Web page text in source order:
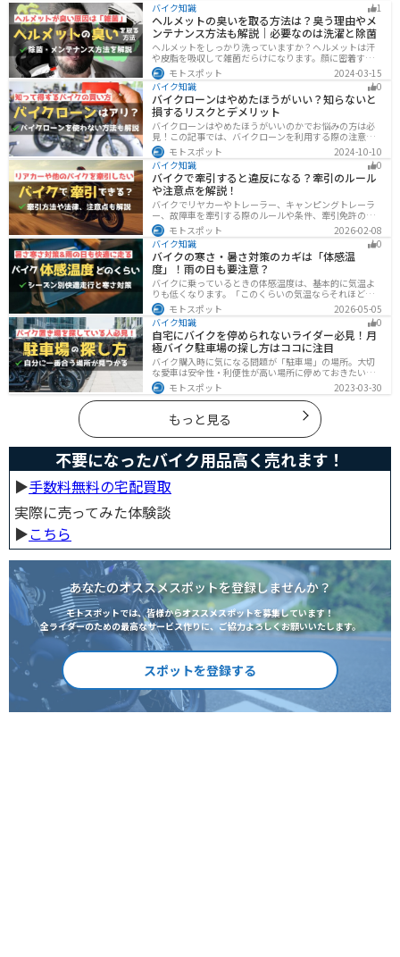
バイク知識 1
ヘルメットの臭いを取る方法は？臭う理由やメ
ンテナンス方法も解説｜必要なのは洗濯と除菌
ヘルメットをしっかり洗っていますか？ヘルメットは汗
や皮脂を吸収して雑菌だらけになります。顔に密着する
物なのでしっかりと除菌・消臭をする必要があります。
この記事では、ヘルメットをまるっと綺麗にする方法を
まとめました。まだメンテナンスをしたことがないとい
う人はぜひ参考にしてください。
モトスポット
2024-03-15
バイク知識
0
バイクローンはやめたほうがいい？知らないと
損するリスクとデメリット
バイクローンはやめたほうがいいのかでお悩みの方は必
見！この記事では、バイクローンを利用する際の注意点
や失敗しない選び方を解説しています。実は、バイクロ
ーンの選び方にはコツがあります。この記事を読めば、
自分に合った賢い選択をすることが可能です。
モトスポット
2024-10-10
バイク知識
0
バイクで牽引すると違反になる？牽引のルール
や注意点を解説！
バイクでリヤカーやトレーラー、キャンピングトレーラ
ー、故障車を牽引する際のルールや条件、牽引免許の有
無、速度制限、必要な装備をわかりやすく解説。メリッ
ト・デメリットや注意点も紹介し、安全にバイクの積載
力をアップする方法をまとめました。
モトスポット
2026-02-08
バイク知識
0
バイクの寒さ・暑さ対策のカギは「体感温
度」！雨の日も要注意？
バイクに乗っているときの体感温度は、基本的に気温よ
りも低くなります。「このくらいの気温ならそれほど寒
くないだろう」そう考えて通常の装備でバイクに乗った
ら大変な目に遭った・・・そんな経験のあるライダーも
多いのではないでしょうか。今回はバイク走行中の体感
温度についてご紹介します。体感温度を考慮した快適走
行のポイントもまとめました。季節や天候を問わずバイ
クに乗る！そんなライダーの方はぜひ参考にしてみてく
ださい。[phtml blog-first-h2-module]バイク走行時の体
感温度は気温より低め？バイク走行時の体感温度は気温
と同じではありません。なぜ
モトスポット
2026-05-05
バイク知識
0
自宅にバイクを停められないライダー必見！月
極バイク駐車場の探し方はココに注目
バイク購入時に気になる問題が「駐車場」の場所。大切
な愛車は安全性・利便性が高い場所に停めておきたいで
すよね？ 当記事ではそんな駐車場選びについて解説して
います。すでにバイクを持っていて、新しい駐車場を探
している人もぜひ参考にしてくださいね。
モトスポット 2023-03-30
もっと見る
不要になったバイク用品高く売れます！
▶︎手数料無料の宅配買取
実際に売ってみた体験談
▶︎こちら
あなたのオススメスポットを登録しませんか？
モトスポットでは、皆様からオススメスポットを募集しています！
全ライダーのための最高なサービス作りに、ご協力よろしくお願いいたします。
スポットを登録する